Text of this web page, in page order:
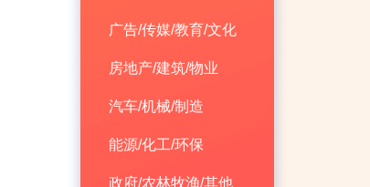
广告/传媒/教育/文化
房地产/建筑/物业
汽车/机械/制造
能源/化工/环保
政府/农林牧渔/其他